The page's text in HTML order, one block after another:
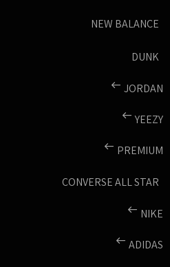
NEW BALANCE
DUNK
JORDAN
YEEZY
PREMIUM
CONVERSE ALL STAR
NIKE
ADIDAS